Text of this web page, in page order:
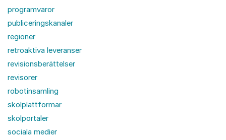
programvaror
publiceringskanaler
regioner
retroaktiva leveranser
revisionsberättelser
revisorer
robotinsamling
skolplattformar
skolportaler
sociala medier